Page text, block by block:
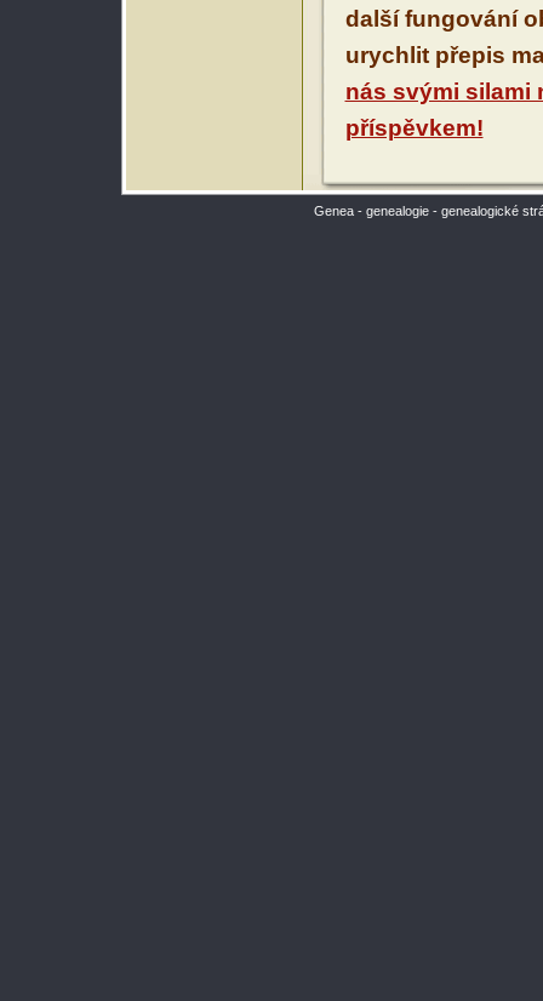
další fungování
urychlit přepis
nás svými silami
příspěvkem!
Genea - genealogie - genealogické